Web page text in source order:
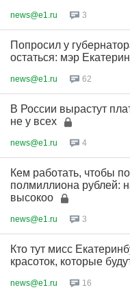
news@e1.ru 3
Попросил у
остаться: мэр
news@e1.ru 62
В России вырастут
не у всех
news@e1.ru 4
Кем работать, чтобы
полмиллиона рублей:
высокоо
news@e1.ru 3
Кто тут мисс
красоток, которые
news@e1.ru 16